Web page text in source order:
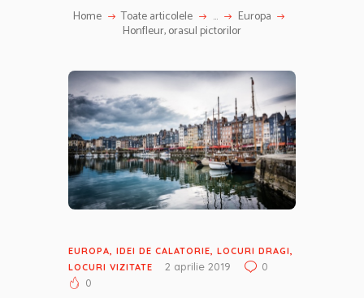
Home Toate articolele ... Europa
Honfleur, orasul pictorilor
CONTACT
DESPRE TRAVELINO
EUROPA, IDEI DE CALATORIE, LOCURI DRAGI,
LOCURI VIZITATE
2 aprilie 2019
0
0